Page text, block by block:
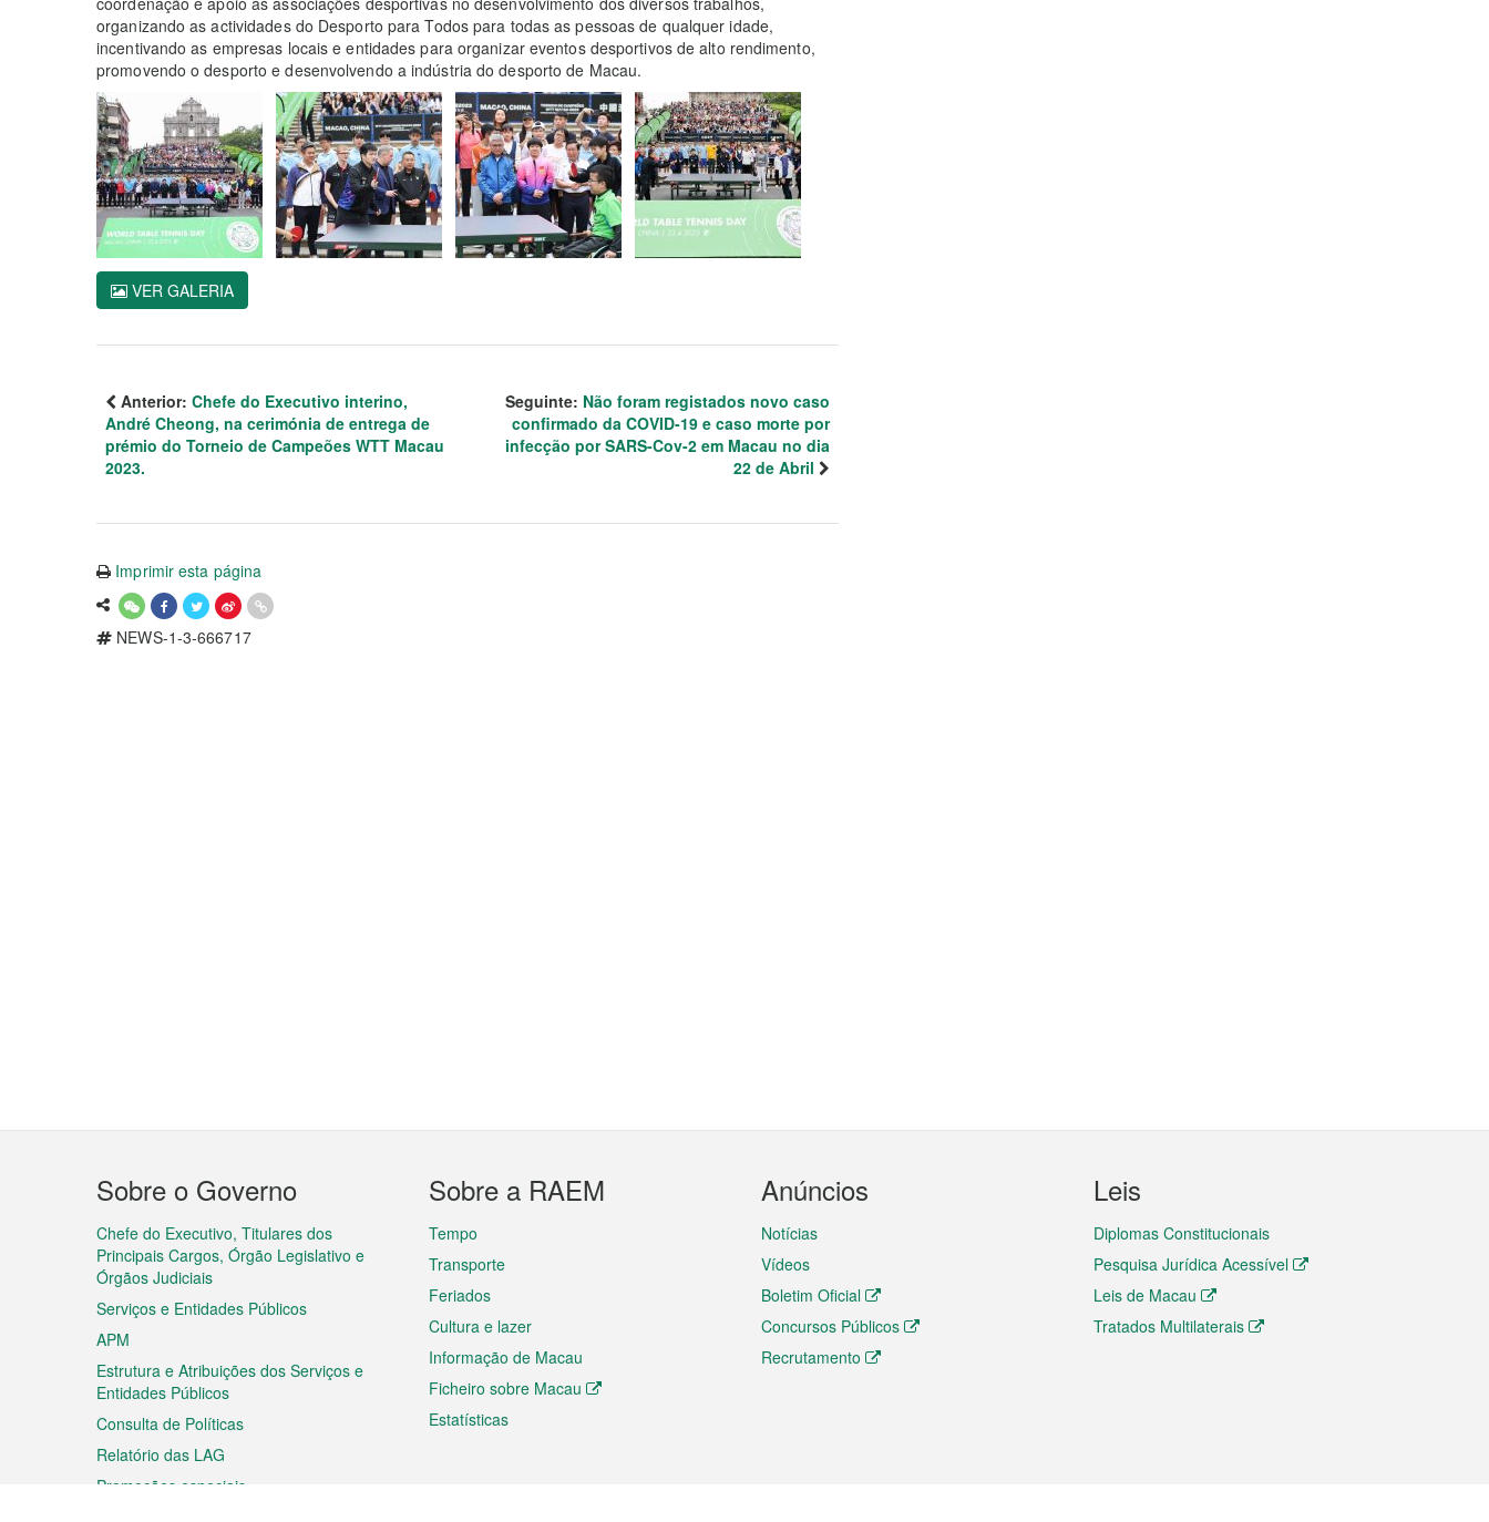
organizando as actividades do Desporto para Todos para todas as pessoas de qualquer idade,
incentivando as empresas locais e entidades para organizar eventos desportivos de alto rendimento,
promovendo o desporto e desenvolvendo a indústria do desporto de Macau.
VER GALERIA
Anterior: Chefe do Executivo interino,
André Cheong, na cerimónia de entrega de
prémio do Torneio de Campeões WTT Macau
2023.
Seguinte: Não foram registados novo caso
confirmado da COVID-19 e caso morte por
infecção por SARS-Cov-2 em Macau no dia
22 de Abril
Imprimir esta página
NEWS-1-3-666717
Menu
do
rodapé
Sobre o Governo
Chefe do Executivo, Titulares dos
Principais Cargos, Órgão Legislativo e
Órgãos Judiciais
Serviços e Entidades Públicos
APM
Estrutura e Atribuições dos Serviços e
Entidades Públicos
Consulta de Políticas
Relatório das LAG
Promoções especiais
Sobre a RAEM
Tempo
Transporte
Feriados
Cultura e lazer
Informação de Macau
Ficheiro sobre Macau
Estatísticas
Anúncios
Notícias
Vídeos
Boletim Oficial
Concursos Públicos
Recrutamento
Leis
Diplomas Constitucionais
Pesquisa Jurídica Acessível
Leis de Macau
Tratados Multilaterais